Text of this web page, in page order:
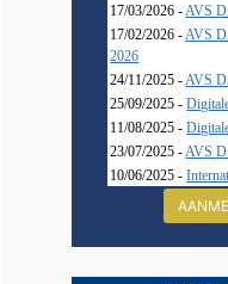
17/03/2026 -AVS
17/02/2026 -AVS
2026
24/11/2025 -AVS
25/09/2025 -
11/08/2025 -
23/07/2025 -AVS
10/06/2025 -